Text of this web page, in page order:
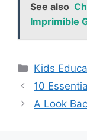
See also
Imprimible
Categories
Kids
10
A Look